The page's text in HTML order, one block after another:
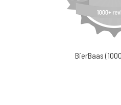
BierBaas